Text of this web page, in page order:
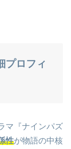
プロフィ
マ『ナインパズ
性が物語の中核